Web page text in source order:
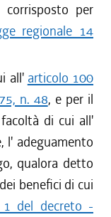
corrisposto per
regionale 14
all' articolo 100
n. 48, e per il
di cui all'
l' adeguamento
qualora detto
benefici di cui
1 del decreto -